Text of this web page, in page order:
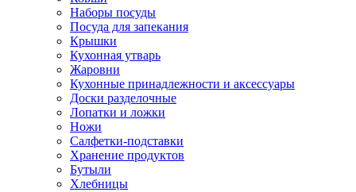
Наборы посуды
Посуда для запекания
Крышки
Кухонная утварь
Жаровни
Кухонные принадлежности и аксессуары
Доски разделочные
Лопатки и ложки
Ножи
Салфетки-подставки
Хранение продуктов
Бутыли
Хлебницы